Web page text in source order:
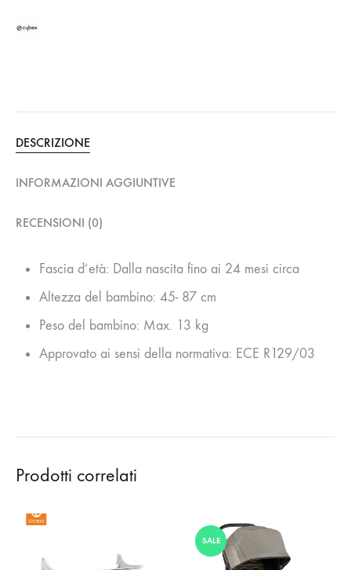
DESCRIZIONE
INFORMAZIONI AGGIUNTIVE
RECENSIONI (0)
Fascia d’età: Dalla nascita fino ai 24 mesi circa
Altezza del bambino: 45- 87 cm
Peso del bambino: Max. 13 kg
Approvato ai sensi della normativa: ECE R129/03
Prodotti correlati
SALE